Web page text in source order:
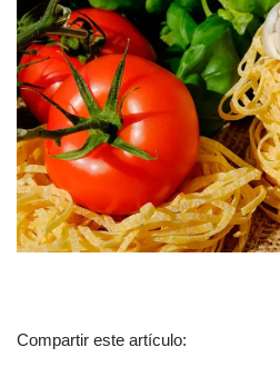
Compartir este artículo: